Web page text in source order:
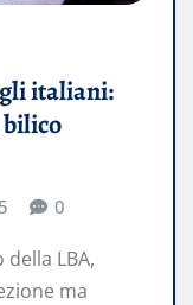
italiani:
0
LBA,
ma